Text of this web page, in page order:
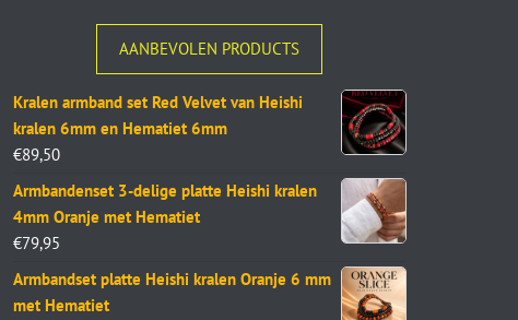
AANBEVOLEN PRODUCTS
Kralen armband set Red Velvet van Heishi
kralen 6mm en Hematiet 6mm
€89,50
Armbandenset 3-delige platte Heishi kralen
4mm Oranje met Hematiet
€79,95
Armbandset platte Heishi kralen Oranje 6 mm
met Hematiet